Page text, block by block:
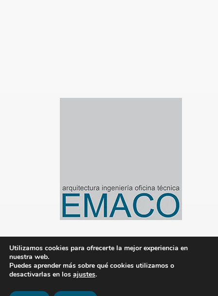
© 2020-2024 Emaco Gestión de Proyectos S.L.
|Aviso legal|Política de privacidad
Utilizamos cookies para ofrecerte la mejor experiencia en
nuestra web.
Puedes aprender más sobre qué cookies utilizamos o
desactivarlas en los ajustes.